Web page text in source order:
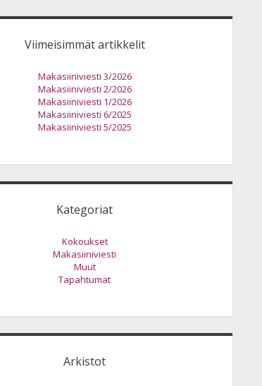
Viimeisimmät artikkelit
Makasiiniviesti 3/2026
Makasiiniviesti 2/2026
Makasiiniviesti 1/2026
Makasiiniviesti 6/2025
Makasiiniviesti 5/2025
Kategoriat
Kokoukset
Makasiiniviesti
Muut
Tapahtumat
Arkistot